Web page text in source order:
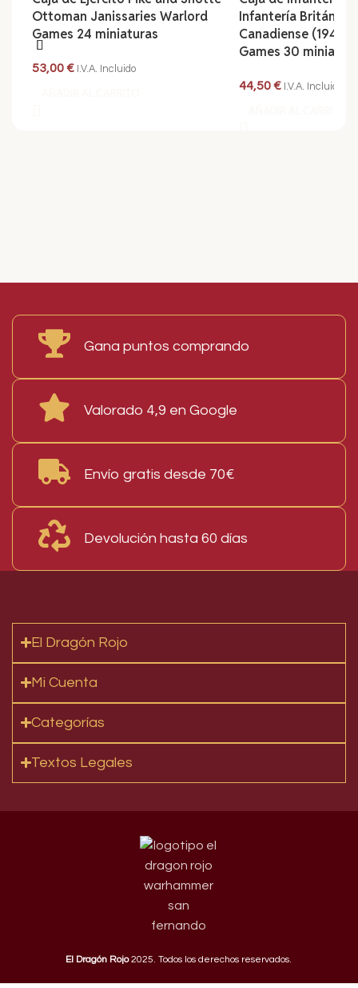
Ottoman Janissaries Warlord
Games 24 miniaturas
53,00€ I.V.A. Incluido
Infantería Británica
Canadiense (1943-
Games 30
44,50€ I.V.A. Incluido
Gana puntos comprando
Valorado 4,9 en Google
Envío gratis desde 70€
Devolución hasta 60 días
El Dragón Rojo
Mi Cuenta
Categorías
Textos Legales
El Dragón Rojo2025. Todos los derechos reservados.